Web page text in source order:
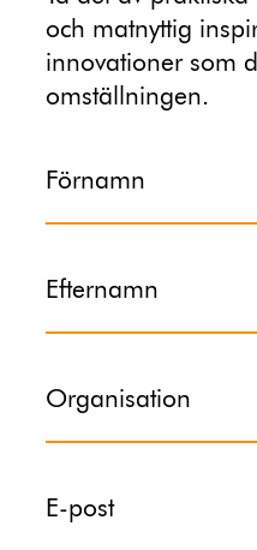
och matnyttig
innovationer som
omställningen.
Förnamn
Efternamn
Organisation
E-post